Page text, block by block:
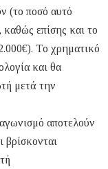
(το ποσό αυτό
καθώς επίσης και το
Το χρηματικό
και θα
μετά την
αποτελούν